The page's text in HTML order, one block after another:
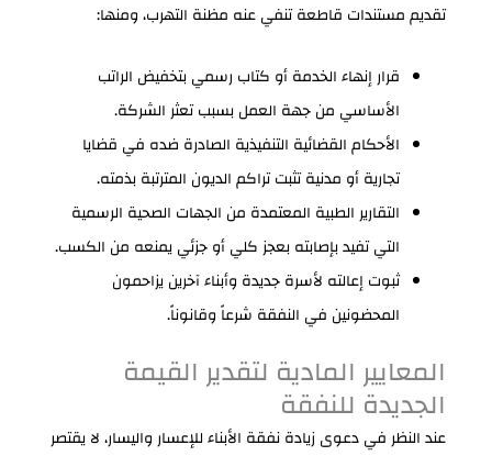
تقديم مستندات قاطعة تنفي عنه مظنة التهرب، ومنها:
قرار إنهاء الخدمة أو كتاب رسمي بتخفيض الراتب
الأساسي من جهة العمل بسبب تعثر الشركة.
الأحكام القضائية التنفيذية الصادرة ضده في قضايا
تجارية أو مدنية تثبت تراكم الديون المترتبة بذمته.
التقارير الطبية المعتمدة من الجهات الصحية الرسمية
التي تفيد بإصابته بعجز كلي أو جزئي يمنعه من الكسب.
ثبوت إعالته لأسرة جديدة وأبناء آخرين يزاحمون
المحضونين في النفقة شرعاً وقانوناً.
المعايير المادية لتقدير القيمة
الجديدة للنفقة
عند النظر في دعوى زيادة نفقة الأبناء للإعسار واليسار، لا يقتصر